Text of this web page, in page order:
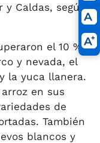
y Caldas, según
el 10 %
y nevada, el
la yuca llanera.
en sus
de
También
blancos y